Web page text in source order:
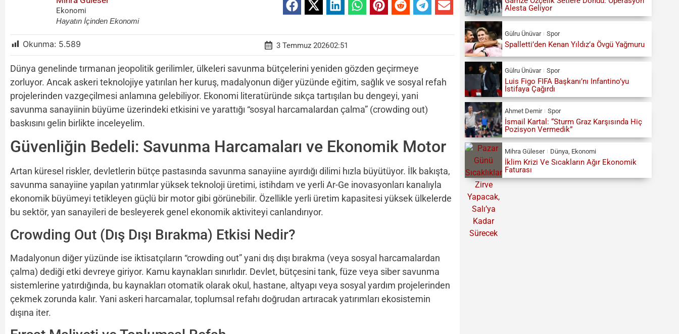
Ekonomi
Hayatın İçinden Ekonomi
Okunma: 5.589 3 Temmuz 202602:51
Dünya genelinde tırmanan jeopolitik gerilimler, ülkeleri savunma bütçelerini yeniden gözden geçirmeye
zorluyor. Ancak askeri teknolojiye yatırılan her kuruş, madalyonun diğer yüzünde eğitim, sağlık ve sosyal refah
projelerinden vazgeçilmesi anlamına gelebiliyor. Ekonomi literatüründe sıkça tartışılan bu dengeyi, yani
savunma sanayiinin büyüme üzerindeki etkisini ve yarattığı “sosyal harcamalardan çalma” (crowding out)
baskısını gelin birlikte inceleyelim.
Güvenliğin Bedeli: Savunma Harcamaları ve Ekonomik Motor
Artan küresel riskler, devletlerin bütçe pastasında savunma sanayiine ayırdığı dilimi hızla büyütüyor. İlk bakışta,
savunma sanayiine yapılan yatırımlar yüksek teknoloji üretimi, istihdam ve yerli Ar-Ge inovasyonları kanalıyla
ekonomik büyümeyi tetikleyen güçlü bir motor gibi görünebilir. Özellikle yerli üretim kapasitesi yüksek ülkelerde
bu sektör, yan sanayileri de besleyerek genel ekonomik aktiviteyi canlandırıyor.
Crowding Out (Dış Dışı Bırakma) Etkisi Nedir?
Madalyonun diğer yüzünde ise iktisatçıların “crowding out” yani dış dışı bırakma (veya sosyal harcamalardan
çalma) dediği etki devreye giriyor. Kamu kaynakları sınırlıdır. Devlet, bütçesini tank, füze veya siber savunma
sistemlerine yatırdığında, bu kaynakları otomatik olarak okul, hastane, altyapı veya sosyal yardım projelerinden
çekmek zorunda kalır. Yani askeri harcamalar, toplumsal refahı doğrudan artıracak yatırımları ekosistemin
dışına iter.
Alesta Geliyor
Gülru Ünüvar Spor
Spalletti’den Kenan Yıldız’a Övgü Yağmuru
Gülru Ünüvar Spor
Luis Figo FIFA Başkanı’nı Infantino’yu
İstifaya Çağırdı
Ahmet Demir Spor
İsmail Kartal: “Sturm Graz Karşısında Hiç
Pozisyon Vermedik”
Mihra Güleser Dünya Ekonomi
İklim Krizi Ve Sıcakların Ağır Ekonomik
Faturası